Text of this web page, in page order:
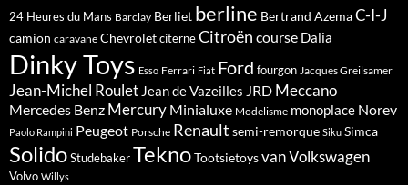
24 Heures du Mans Barclay Berliet berline Bertrand AzemaC-I-J
camion caravane ChevroletciterneCitroën course Dalia
Dinky Toys Esso Ferrari Fiat Ford fourgon Jacques Greilsamer
Jean-Michel Roulet Jean de Vazeilles JRD Meccano
Mercedes Benz Mercury Minialuxe Modelisme monoplace Norev
Paolo Rampini Peugeot Porsche Renault semi-remorque Siku Simca
SolidoStudebakerTeknoTootsietoysvanVolkswagen
Volvo Willys